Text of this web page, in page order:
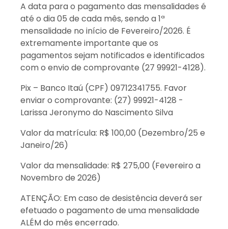
A data para o pagamento das mensalidades é
até o dia 05 de cada mês, sendo a 1ª
mensalidade no início de Fevereiro/2026. É
extremamente importante que os
pagamentos sejam notificados e identificados
com o envio de comprovante (27 99921-4128).
Pix – Banco Itaú (CPF) 09712341755. Favor
enviar o comprovante: (27) 99921-4128 -
Larissa Jeronymo do Nascimento Silva
Valor da matrícula: R$ 100,00 (Dezembro/25 e
Janeiro/26)
Valor da mensalidade: R$ 275,00 (Fevereiro a
Novembro de 2026)
ATENÇÃO: Em caso de desistência deverá ser
efetuado o pagamento de uma mensalidade
ALÉM do mês encerrado.